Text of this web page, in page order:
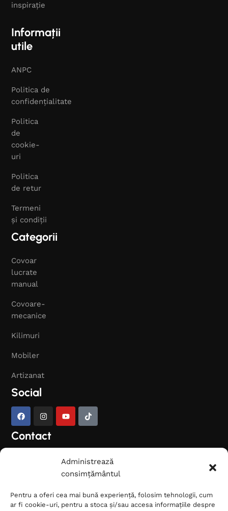
Administrează
consimțământul
Pentru a oferi cea mai bună experiență, folosim tehnologii, cum
ar fi cookie-uri, pentru a stoca și/sau accesa informațiile despre
inspirație
Informații
utile
ANPC
Politica de
confidențialitate
Politica
de
cookie-
uri
Politica
de retur
Termeni
și condiții
Categorii
Covoar
lucrate
manual
Covoare-
mecanice
Kilimuri
Mobiler
Artizanat
Social
Contact
Ai nevoie de ajutor pentru
alegerea covorului potrivit?
oferim consultanță.